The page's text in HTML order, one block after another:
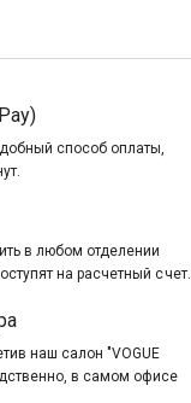
способ оплаты,
в любом отделении
на расчетный счет.
наш салон "VOGUE
в самом офисе